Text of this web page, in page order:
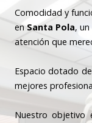
Comodidad y
enSanta Pola,
atención que
Espacio dotado
mejores
Nuestro objetivo